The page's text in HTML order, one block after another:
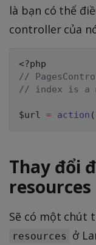
là bạn có thể
controller của
<?php
//
// index is a
$url = action (
Thay đổi
resources
Sẽ có một chút
resources ở